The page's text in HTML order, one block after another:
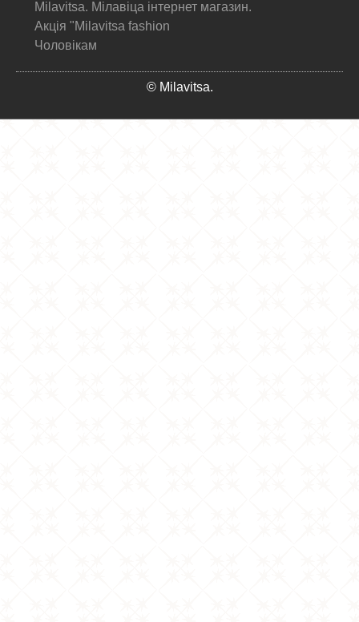
Milavitsa. Мілавіца інтернет магазин.
Акція "Milavitsa fashion
Чоловікам
© Milavitsa.